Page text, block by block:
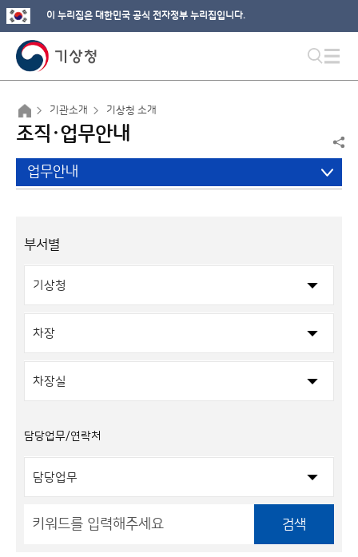
이 누리집은 대한민국 공식 전자정부 누리집입니다.
기관소개 기상청 소개
조직·업무안내
업무안내
부서별
담당업무/연락처
검색